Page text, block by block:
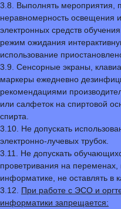
3.8. Выполнять
неравномерность освещения
электронных средств
режим ожидания
использование
3.9. Сенсорные экраны,
маркеры ежедневно
рекомендациями
или салфеток на спиртовой
спирта.
3.10. Не допускать
электронно-лучевых трубок.
3.11. Не допускать
проветривания на переменах,
информатике, не оставлять в
3.12. При работе с ЭСО и
информатики запрещается: